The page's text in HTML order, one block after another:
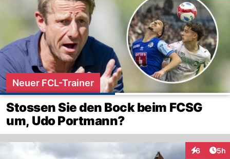
Neuer FCL-Trainer
Stossen Sie den Bock beim FCSG
um, Udo Portmann?
6 5h